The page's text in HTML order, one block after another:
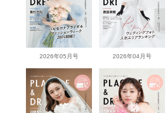
2026年05月号 2026年04月号